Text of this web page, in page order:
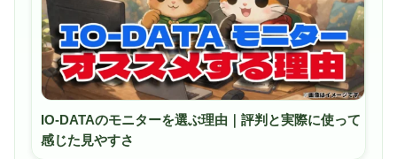
IO-DATAのモニターを選ぶ理由｜評判と実際に使って
感じた見やすさ